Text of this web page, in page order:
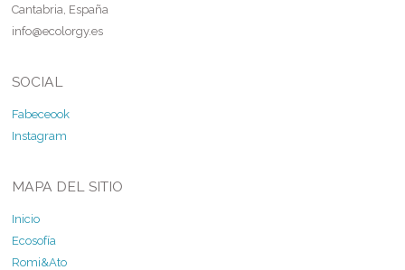
Cantabria, España
info@ecolorgy.es
SOCIAL
Fabeceook
Instagram
MAPA DEL SITIO
Inicio
Ecosofía
Romi&Ato